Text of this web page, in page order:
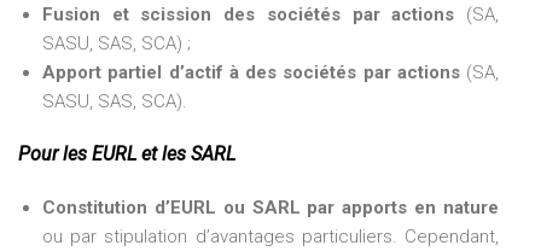
Fusion et scission des sociétés par actions (SA,
SASU, SAS, SCA) ;
Apport partiel d’actif à des sociétés par actions(SA,
SASU, SAS, SCA).
Pour les EURL et les SARL
Constitution d’EURL ou SARL par apports en nature
ou par stipulation d’avantages particuliers. Cependant,